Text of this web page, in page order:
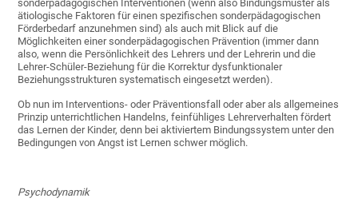
sonderpädagogischen Interventionen (wenn also Bindungsmuster als
ätiologische Faktoren für einen spezifischen sonderpädagogischen
Förderbedarf anzunehmen sind) als auch mit Blick auf die
Möglichkeiten einer sonderpädagogischen Prävention (immer dann
also, wenn die Persönlichkeit des Lehrers und der Lehrerin und die
Lehrer-Schüler-Beziehung für die Korrektur dysfunktionaler
Beziehungsstrukturen systematisch eingesetzt werden).
Ob nun im Interventions- oder Präventionsfall oder aber als allgemeines
Prinzip unterrichtlichen Handelns, feinfühliges Lehrerverhalten fördert
das Lernen der Kinder, denn bei aktiviertem Bindungssystem unter den
Bedingungen von Angst ist Lernen schwer möglich.
Psychodynamik